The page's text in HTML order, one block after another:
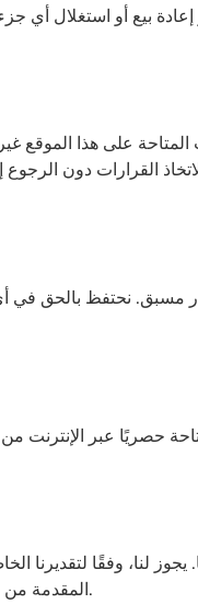
إعادة بيع أو استغلال
على هذا الموقع
القرارات دون
مسبق. نحتفظ بالحق
حصريًا عبر الإنترنت
لنا، وفقًا لتقديرنا
المقدمة من نفس حساب العميل، أو نفس بطاقة الائتمان، و/أو الطلبات التي تستخدم نفس عنوان الفواتير و/أو الشحن.